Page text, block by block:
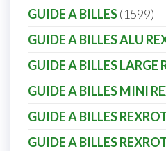
GUIDE A BILLES 1599
GUIDE A BILLES ALU
GUIDE A BILLES LARGE
GUIDE A BILLES MINI
GUIDE A BILLES
GUIDE A BILLES